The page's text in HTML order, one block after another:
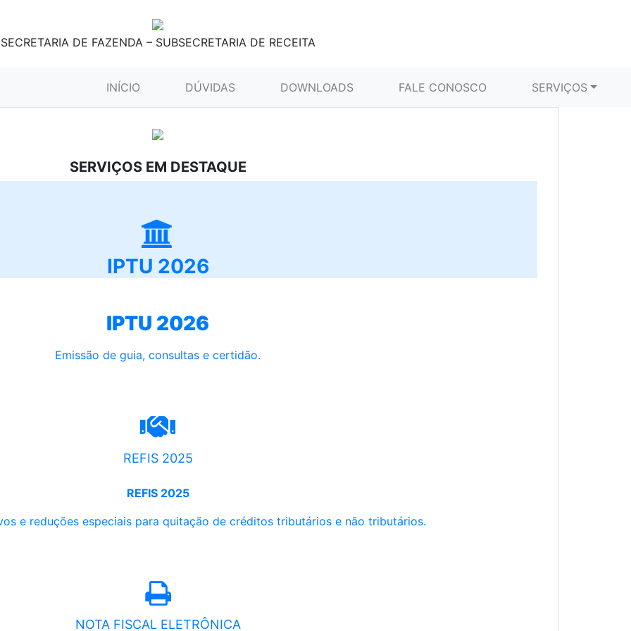
SECRETARIA DE FAZENDA – SUBSECRETARIA DE RECEITA
INÍCIO (CURRENT)DÚVIDAS DOWNLOADS FALE CONOSCO SERVIÇOS
SERVIÇOS EM DESTAQUE
IPTU 2026
IPTU 2026
Emissão de guia, consultas e certidão.
REFIS 2025
REFIS 2025
e reduções especiais para quitação de créditos tributários e não tributários.
NOTA FISCAL ELETRÔNICA